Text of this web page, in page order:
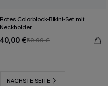
Rotes Colorblock-Bikini-Set mit
Neckholder
40,00 €50,00 €
NÄCHSTE SEITE